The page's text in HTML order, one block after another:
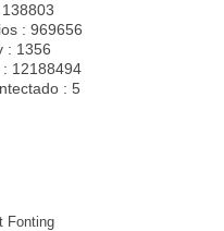
: 969656
: 1356
: 12188494
: 5
Fonting